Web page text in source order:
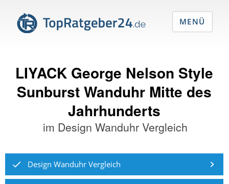
LIYACK George Nelson Style
Sunburst Wanduhr Mitte des
Jahrhunderts
im Design Wanduhr Vergleich
Design Wanduhr Vergleich
MENÜ